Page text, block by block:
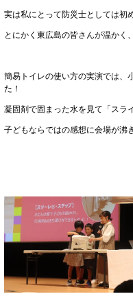
実は私にとって防災士としては初
とにかく東広島の皆さんが温かく
簡易トイレの使い方の実演では、
た！
凝固剤で固まった水を見て「スラ
子どもならではの感想に会場が沸